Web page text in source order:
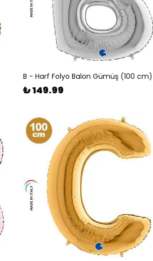
B - Harf Folyo Balon Gümüş (100 cm)
₺ 149.99